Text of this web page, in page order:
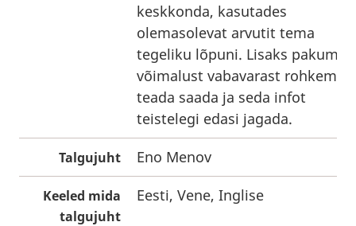
keskkonda, kasutades
olemasolevat arvutit tema
tegeliku lõpuni. Lisaks pakume
võimalust vabavarast rohkem
teada saada ja seda infot
teistelegi edasi jagada.
Talgujuht Eno Menov
Keeled mida
talgujuht
Eesti, Vene, Inglise